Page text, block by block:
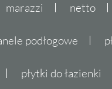
marazzi netto
podłogowe
płytki do łazienki